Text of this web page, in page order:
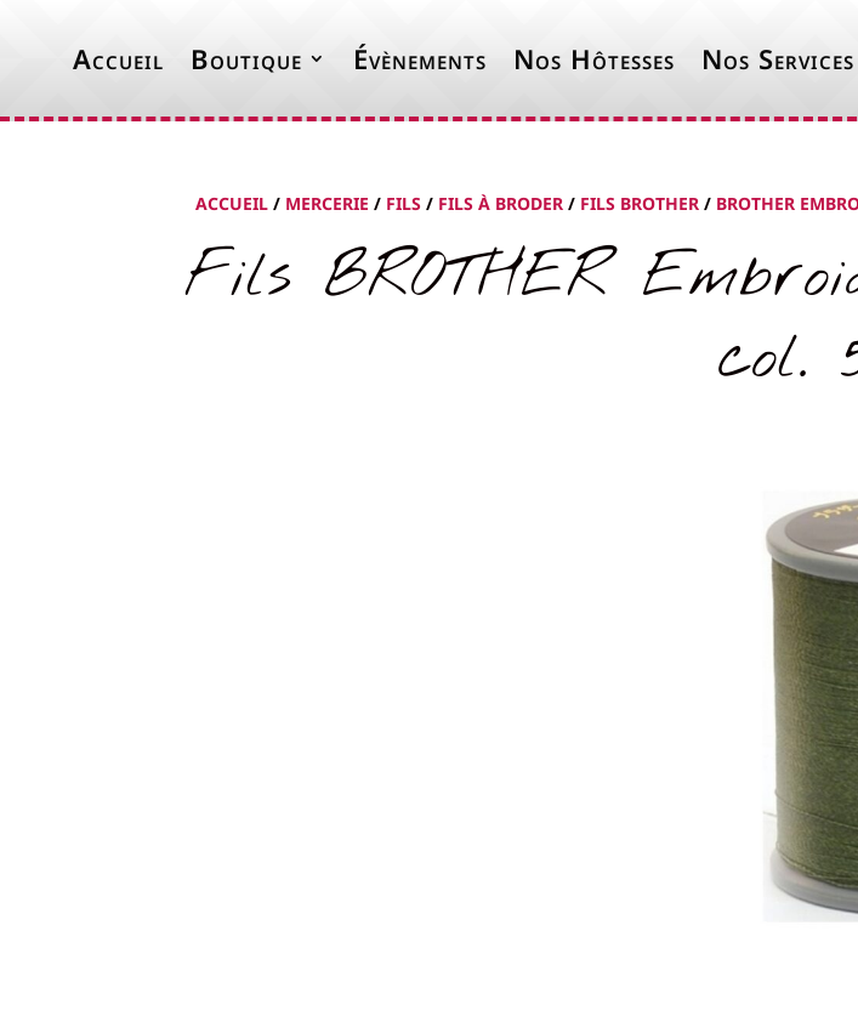
Accueil Boutique Évènements Nos Hôtesses Nos Services
ACCUEIL / MERCERIE / FILS / FILS À BRODER / FILS BROTHER / BROTHER
Fils BROTHER
col.